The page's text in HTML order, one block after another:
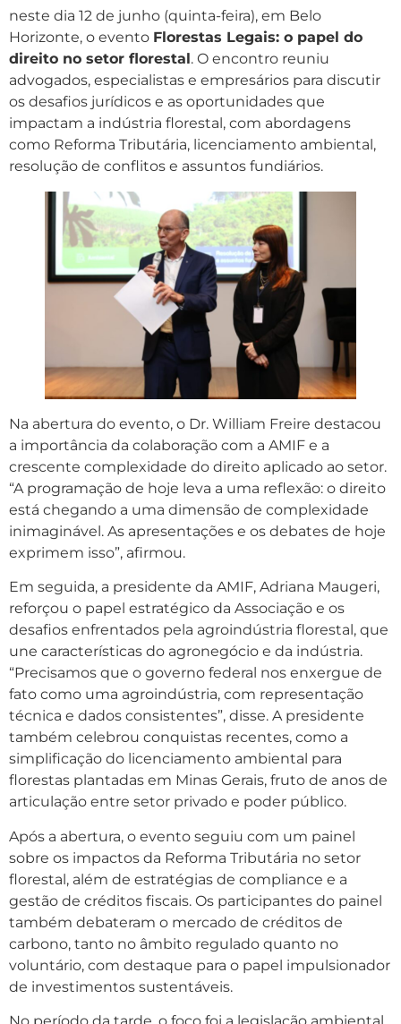
neste dia 12 de junho (quinta-feira), em Belo
Horizonte, o evento Florestas Legais: o papel do
direito no setor florestal. O encontro reuniu
advogados, especialistas e empresários para discutir
os desafios jurídicos e as oportunidades que
impactam a indústria florestal, com abordagens
como Reforma Tributária, licenciamento ambiental,
resolução de conflitos e assuntos fundiários.
Na abertura do evento, o Dr. William Freire destacou
a importância da colaboração com a AMIF e a
crescente complexidade do direito aplicado ao setor.
“A programação de hoje leva a uma reflexão: o direito
está chegando a uma dimensão de complexidade
inimaginável. As apresentações e os debates de hoje
exprimem isso”, afirmou.
Em seguida, a presidente da AMIF, Adriana Maugeri,
reforçou o papel estratégico da Associação e os
desafios enfrentados pela agroindústria florestal, que
une características do agronegócio e da indústria.
“Precisamos que o governo federal nos enxergue de
fato como uma agroindústria, com representação
técnica e dados consistentes”, disse. A presidente
também celebrou conquistas recentes, como a
simplificação do licenciamento ambiental para
florestas plantadas em Minas Gerais, fruto de anos de
articulação entre setor privado e poder público.
Após a abertura, o evento seguiu com um painel
sobre os impactos da Reforma Tributária no setor
florestal, além de estratégias de compliance e a
gestão de créditos fiscais. Os participantes do painel
também debateram o mercado de créditos de
carbono, tanto no âmbito regulado quanto no
voluntário, com destaque para o papel impulsionador
de investimentos sustentáveis.